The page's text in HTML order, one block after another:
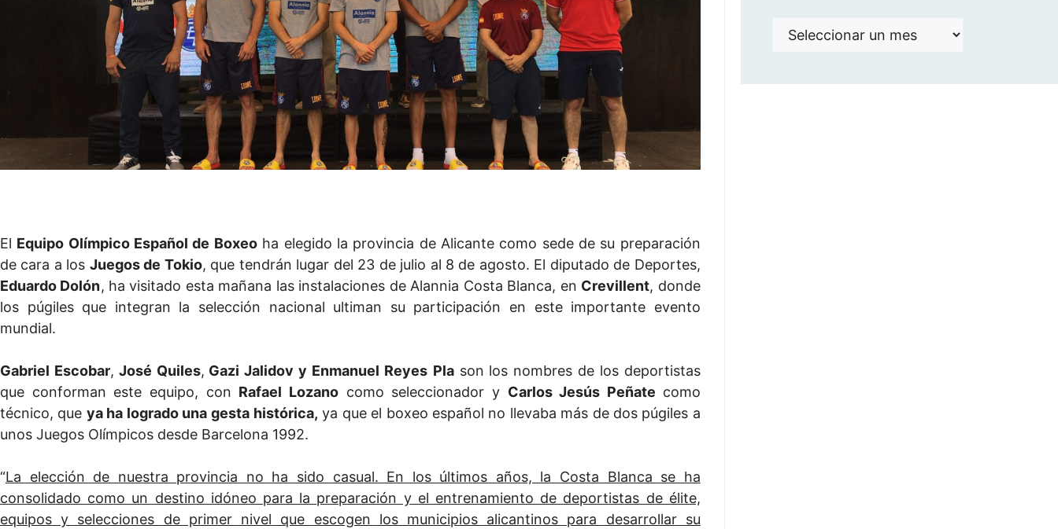
El Equipo Olímpico Español de Boxeoha elegido la provincia de Alicante como sede de su preparación
de cara a los Juegos de Tokio, que tendrán lugar del 23 de julio al 8 de agosto. El diputado de Deportes,
Eduardo Dolón, ha visitado esta mañana las instalaciones de Alannia Costa Blanca, en Crevillent, donde
los púgiles que integran la selección nacional ultiman su participación en este importante evento
mundial.
Gabriel Escobar, José Quiles, Gazi Jalidov y Enmanuel Reyes Plason los nombres de los deportistas
que conforman este equipo, con Rafael Lozano como seleccionador y Carlos Jesús Peñate como
técnico, que ya ha logrado una gesta histórica, ya que el boxeo español no llevaba más de dos púgiles a
unos Juegos Olímpicos desde Barcelona 1992.
“La elección de nuestra provincia no ha sido casual. En los últimos años, la Costa Blanca se ha
consolidado como un destino idóneo para la preparación y el entrenamiento de deportistas de élite,
equipos y selecciones de primer nivel que escogen los municipios alicantinos para desarrollar su
Histórico